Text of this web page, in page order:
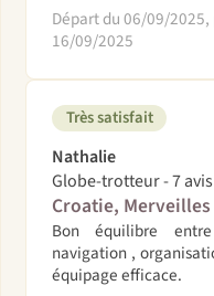
Départ du 06/09/
16/09/2025
Très satisfait
Nathalie
Globe-trotteur - 7 avis
Croatie,
Bon équilibre
navigation ,
équipage efficace.